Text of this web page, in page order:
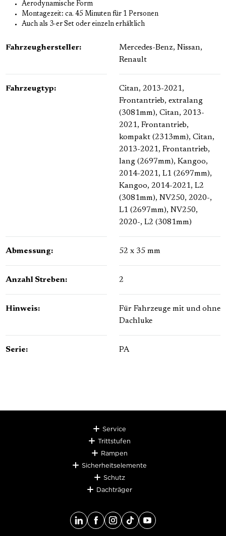
Aerodynamische Form
Montagezeit: ca. 45 Minuten für 1 Personen
Auch als 3-er Set oder einzeln erhältlich
Fahrzeughersteller: Mercedes-Benz, Nissan,
Renault
Fahrzeugtyp:
Citan, 2013-2021,
Frontantrieb, extralang
(3081mm), Citan, 2013-
2021, Frontantrieb,
kompakt (2313mm), Citan,
2013-2021, Frontantrieb,
lang (2697mm), Kangoo,
2014-2021, L1 (2697mm),
Kangoo, 2014-2021, L2
(3081mm), NV250, 2020-,
L1 (2697mm), NV250,
2020-, L2 (3081mm)
Abmessung: 52 x 35 mm
Anzahl Streben: 2
Hinweis:
Für Fahrzeuge mit und ohne
Dachluke
Serie: PA
Service
Trittstufen
Rampen
Sicherheitselemente
Schutz
Dachträger